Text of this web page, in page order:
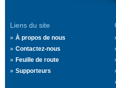
Liens du site
À propos de nous
Contactez-nous
Feuille de route
Supporteurs